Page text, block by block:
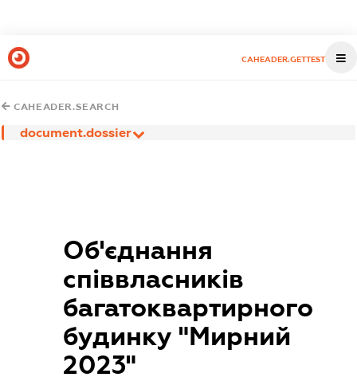
CAHEADER.GETTEST
CAHEADER.SEARCH
document.dossier
Об'єднання
співвласників
багатоквартирного
будинку "Мирний
2023"